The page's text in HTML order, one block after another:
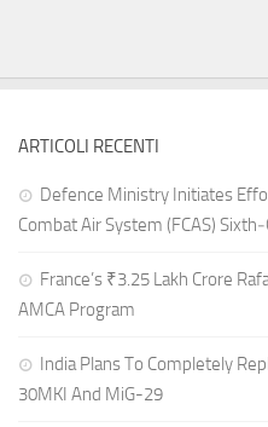
ARTICOLI RECENTI
Defence Ministry Initiates
Combat Air System (FCAS)
France’s ₹3.25 Lakh Crore
AMCA Program
India Plans To Completely
30MKI And MiG-29